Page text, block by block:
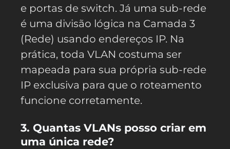
e portas de switch. Já uma sub-rede
é uma divisão lógica na Camada 3
(Rede) usando endereços IP. Na
prática, toda VLAN costuma ser
mapeada para sua própria sub-rede
IP exclusiva para que o roteamento
funcione corretamente.
3. Quantas VLANs posso criar em
uma única rede?